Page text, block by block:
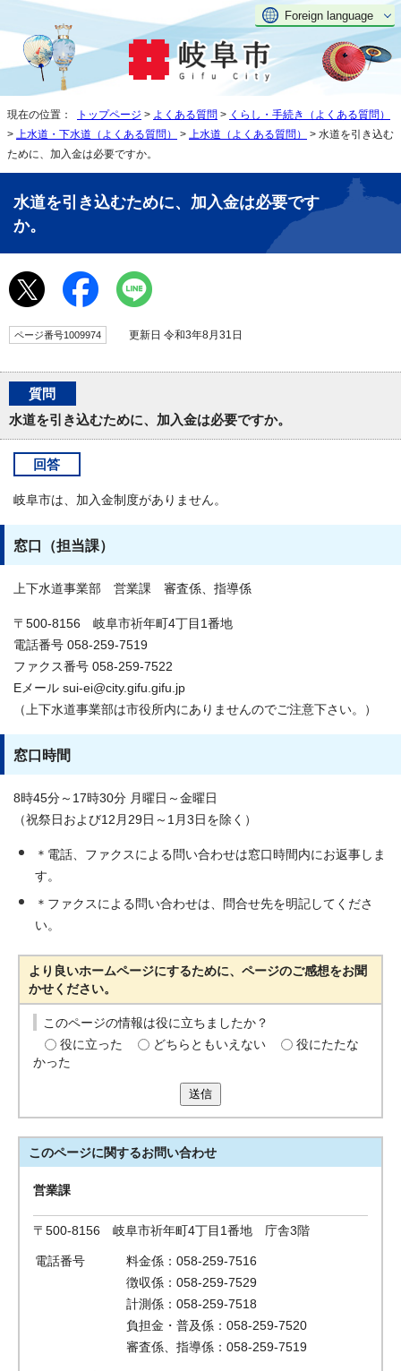
Foreign language
現在の位置： トップページ > よくある質問 > くらし・手続き（よくある質問）
>
上水道・下水道（よくある質問） > 上水道（よくある質問）
> 水道を引き込む
ために、加入金は必要ですか。
水道を引き込むために、加入金は必要です
か。
ページ番号1009974 更新日 令和3年8月31日
質問
水道を引き込むために、加入金は必要ですか。
回答
岐阜市は、加入金制度がありません。
窓口（担当課）
上下水道事業部 営業課 審査係、指導係
〒500-8156 岐阜市祈年町4丁目1番地
電話番号 058-259-7519
ファクス番号 058-259-7522
Eメール sui-ei@city.gifu.gifu.jp
（上下水道事業部は市役所内にありませんのでご注意下さい。）
窓口時間
8時45分～17時30分 月曜日～金曜日
（祝祭日および12月29日～1月3日を除く）
＊電話、ファクスによる問い合わせは窓口時間内にお返事しま
す。
＊ファクスによる問い合わせは、問合せ先を明記してくださ
い。
より良いホームページにするために、ページのご感想をお聞
かせください。
このページの情報は役に立ちましたか？
役に立った
どちらともいえない
役にたたな
かった
送信
このページに関するお問い合わせ
営業課
〒500-8156 岐阜市祈年町4丁目1番地 庁舎3階
電話番号
料金係：058-259-7516
徴収係：058-259-7529
計測係：058-259-7518
負担金・普及係：058-259-7520
審査係、指導係：058-259-7519